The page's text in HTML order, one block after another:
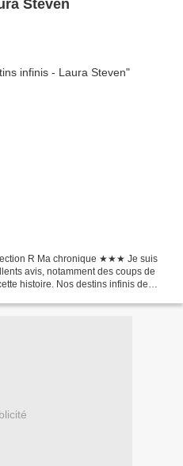
Steven
R Ma chronique ★★★ Je suis
avis, notamment des coups de
histoire. Nos destins infinis de